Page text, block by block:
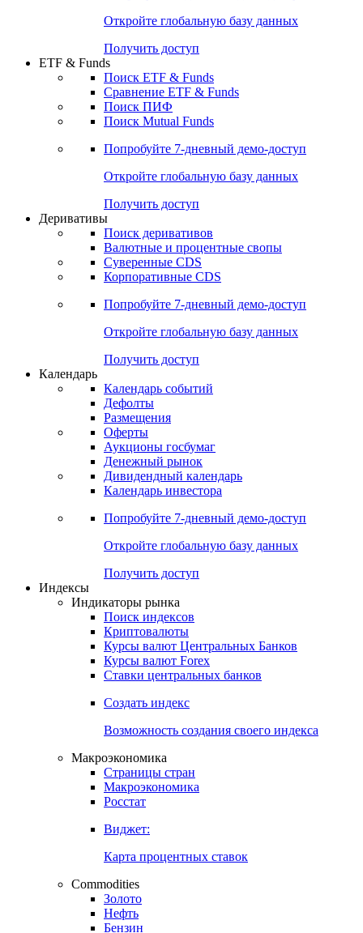
Поиск кредитов
Попробуйте7-дневный
Откройте глобальную базу данных
Получить доступ
ETF & Funds
Сравнение ETF & Funds
Поиск Mutual Funds
Попробуйте7-дневный
Откройте глобальную базу данных
Получить доступ
Деривативы
Валютные и процентные свопы
Корпоративные CDS
Попробуйте7-дневный
Откройте глобальную базу данных
Получить доступ
Календарь
Календарь событий
Дефолты
Размещения
Оферты
Денежный рынок
Календарь инвестора
Попробуйте7-дневный
Откройте глобальную базу данных
Получить доступ
Индикаторы рынка
Поиск индексов
Курсы валют Центральных Банков
Ставки центральных банков
Создать индекс
Возможность создания своего индекса
Страницы стран
Росстат
Виджет:
Карта процентных ставок